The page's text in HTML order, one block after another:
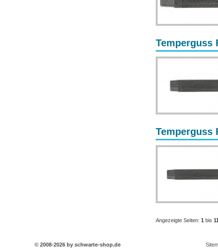
Temperguss
Temperguss
Angezeigte Seiten: 1 bis
© 2008-2026 by schwarte-shop.de